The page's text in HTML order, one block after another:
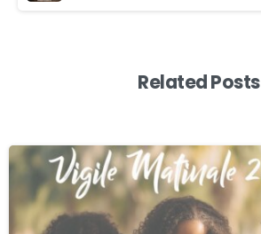
Related Posts